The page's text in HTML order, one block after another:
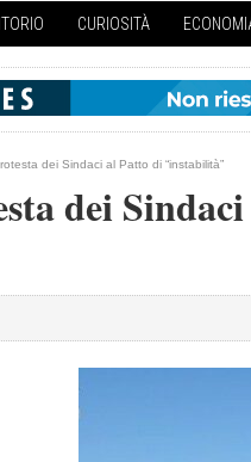
CURIOSITÀ
dei Sindaci al Patto di “instabilità”
dei